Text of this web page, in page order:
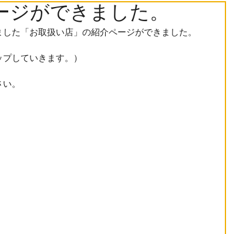
ができました。
た「お取扱い店」の紹介ページができました。
していきます。）
。